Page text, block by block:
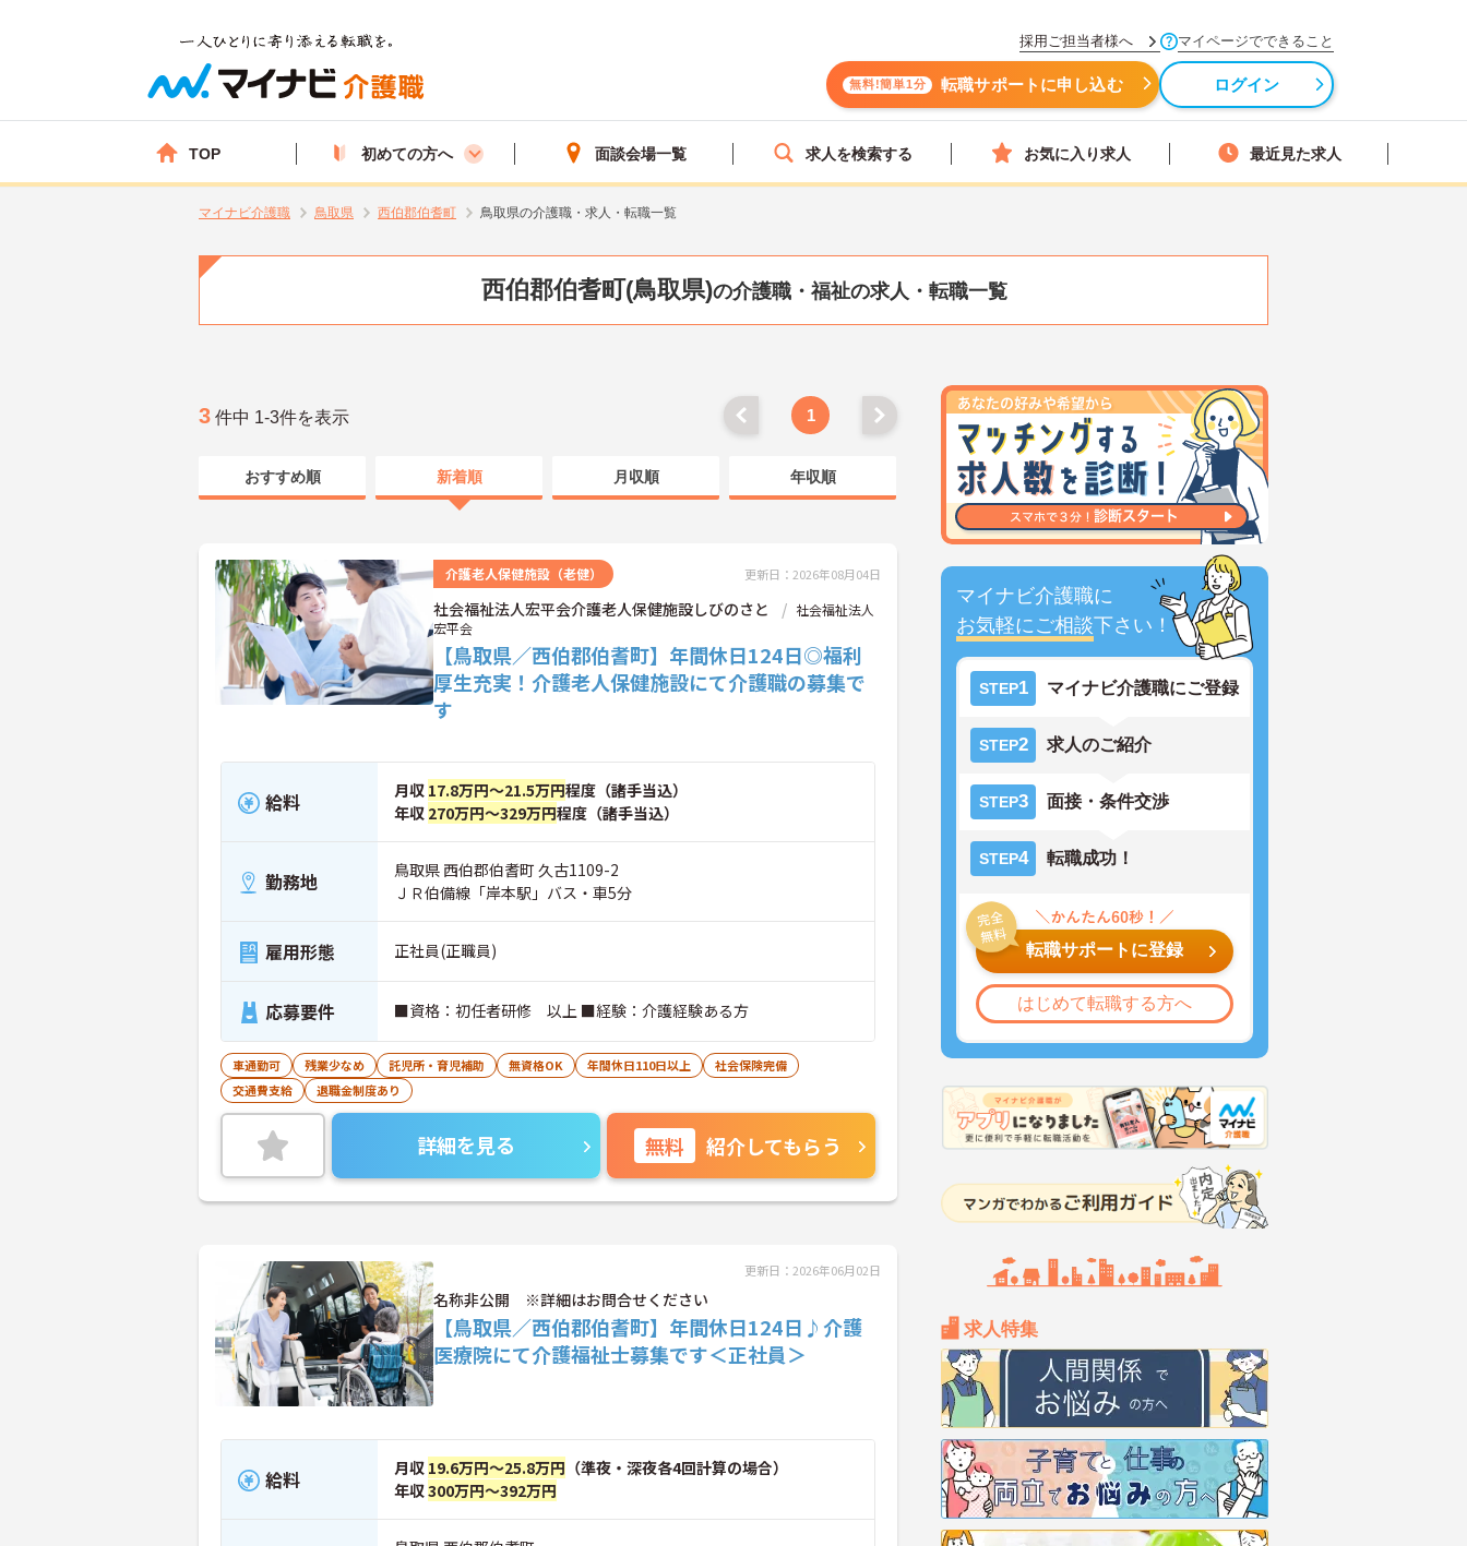
採用ご担当者様へ マイページでできること
無料!簡単1分 転職サポートに申し込む ログイン
TOP 初めての方へ 面談会場一覧 求人を検索する お気に入り求人 最近見た求人
マイナビ介護職 鳥取県 西伯郡伯耆町 鳥取県の介護職・求人・転職一覧
西伯郡伯耆町(鳥取県)の介護職・福祉の求人・転職一覧
マイナビ介護職に
お気軽にご相談下さい！
STEP1 マイナビ介護職にご登録
STEP2 求人のご紹介
STEP3 面接・条件交渉
STEP4 転職成功！
転職サポートに登録
はじめて転職する方へ
求人特集
3 件中 1-3件を表示 1
おすすめ順 新着順 月収順 年収順
介護老人保健施設（老健） 更新日：2026年08月04日
社会福祉法人宏平会介護老人保健施設しびのさと
社会福祉法人
宏平会
【鳥取県／西伯郡伯耆町】年間休日124日◎福利
厚生充実！介護老人保健施設にて介護職の募集で
す
給料 月収 17.8万円～21.5万円程度（諸手当込）
年収 270万円～329万円程度（諸手当込）
勤務地
鳥取県 西伯郡伯耆町 久古1109-2
ＪＲ伯備線「岸本駅」バス・車5分
雇用形態 正社員(正職員)
応募要件 ■資格：初任者研修 以上 ■経験：介護経験ある方
車通勤可 残業少なめ 託児所・育児補助 無資格OK 年間休日110日以上
社会保険完備
交通費支給
退職金制度あり
詳細を見る 無料 紹介してもらう
更新日：2026年06月02日
名称非公開 ※詳細はお問合せください
【鳥取県／西伯郡伯耆町】年間休日124日♪介護
医療院にて介護福祉士募集です＜正社員＞
給料 月収 19.6万円～25.8万円 （準夜・深夜各4回計算の場合）
年収300万円～392万円